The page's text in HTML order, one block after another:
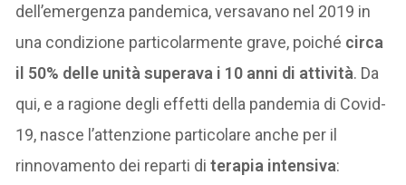
dell’emergenza pandemica, versavano nel 2019 in
una condizione particolarmente grave, poiché circa
il 50% delle unità superava i 10 anni di attività. Da
qui, e a ragione degli effetti della pandemia di Covid-
19, nasce l’attenzione particolare anche per il
rinnovamento dei reparti diterapia intensiva: